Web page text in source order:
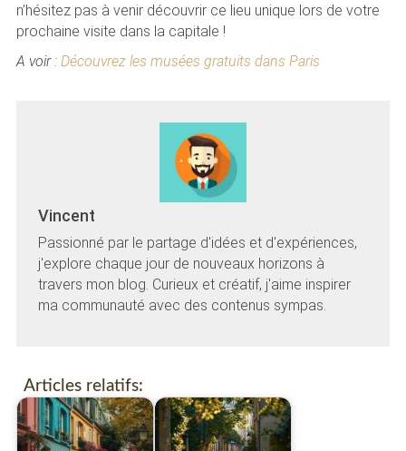
n’hésitez pas à venir découvrir ce lieu unique lors de votre
prochaine visite dans la capitale !
A voir :Découvrez les musées gratuits dans Paris
Vincent
Passionné par le partage d'idées et d'expériences,
j'explore chaque jour de nouveaux horizons à
travers mon blog. Curieux et créatif, j'aime inspirer
ma communauté avec des contenus sympas.
Articles relatifs: